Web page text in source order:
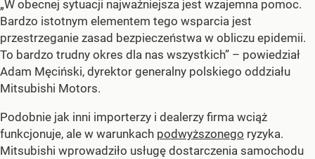
„W obecnej sytuacji najważniejsza jest wzajemna pomoc.
Bardzo istotnym elementem tego wsparcia jest
przestrzeganie zasad bezpieczeństwa w obliczu epidemii.
To bardzo trudny okres dla nas wszystkich” – powiedział
Adam Męciński, dyrektor generalny polskiego oddziału
Mitsubishi Motors.
Podobnie jak inni importerzy i dealerzy firma wciąż
funkcjonuje, ale w warunkach podwyższonego ryzyka.
Mitsubishi wprowadziło usługę dostarczenia samochodu